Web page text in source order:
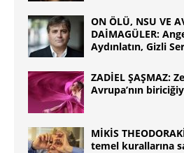
ON ÖLÜ, NSU VE
DAİMAGÜLER:
Aydınlatın, Gizli
ZADİEL ŞAŞMAZ:
Avrupa’nın
MİKİS
temel kurallarına